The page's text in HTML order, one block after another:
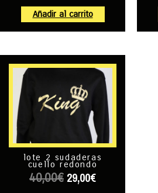
Añadir al carrito
lote 2 sudaderas
cuello redondo
40,00€ 29,00€